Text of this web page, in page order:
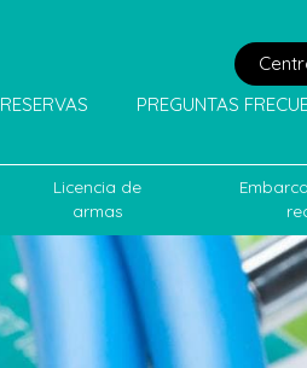
RESERVAS PREGUNTAS
Licencia de
armas